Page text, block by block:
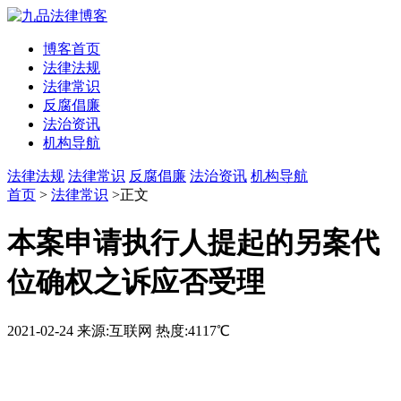
博客首页
法律法规
法律常识
反腐倡廉
法治资讯
机构导航
法律法规 法律常识 反腐倡廉 法治资讯 机构导航
首页 > 法律常识 >正文
本案申请执行人提起的另案代
位确权之诉应否受理
2021-02-24 来源:互联网 热度:4117℃